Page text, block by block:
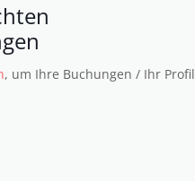
, um Ihre Buchungen / Ihr Profil